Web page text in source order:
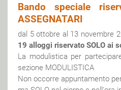
Bando speciale
ASSEGNATARI
dal 5 ottobre al 13 novembre
19 alloggi riservato SOLO ai
La modulistica per
sezione MODULISTICA
Non occorre appuntamento